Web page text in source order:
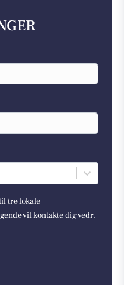
tre lokale
vil kontakte dig vedr.